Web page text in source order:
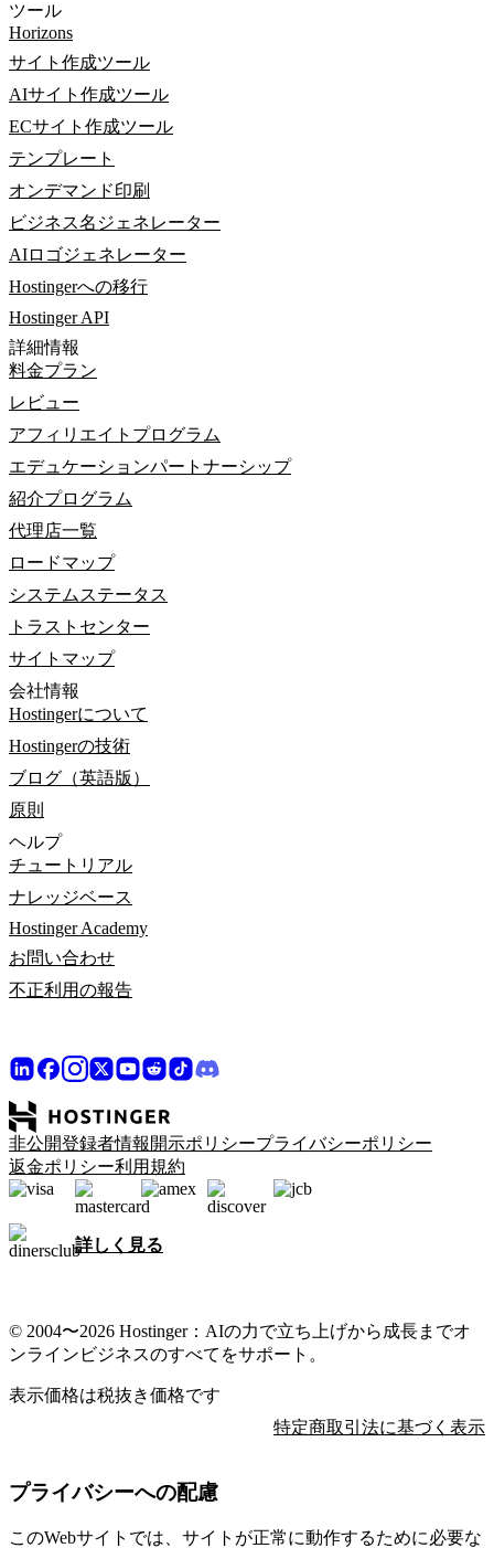
ツール
Horizons
サイト作成ツール
AIサイト作成ツール
ECサイト作成ツール
テンプレート
オンデマンド印刷
ビジネス名ジェネレーター
AIロゴジェネレーター
Hostingerへの移行
Hostinger API
詳細情報
料金プラン
レビュー
アフィリエイトプログラム
エデュケーションパートナーシップ
紹介プログラム
代理店一覧
ロードマップ
システムステータス
トラストセンター
サイトマップ
会社情報
Hostingerについて
Hostingerの技術
ブログ（英語版）
原則
ヘルプ
チュートリアル
ナレッジベース
Hostinger Academy
お問い合わせ
不正利用の報告
非公開登録者情報開示ポリシープライバシーポリシー
返金ポリシー利用規約
詳しく見る
© 2004〜2026 Hostinger：AIの力で立ち上げから成長までオ
ンラインビジネスのすべてをサポート。
表示価格は税抜き価格です
特定商取引法に基づく表示
プライバシーへの配慮
このWebサイトでは、サイトが正常に動作するために必要な